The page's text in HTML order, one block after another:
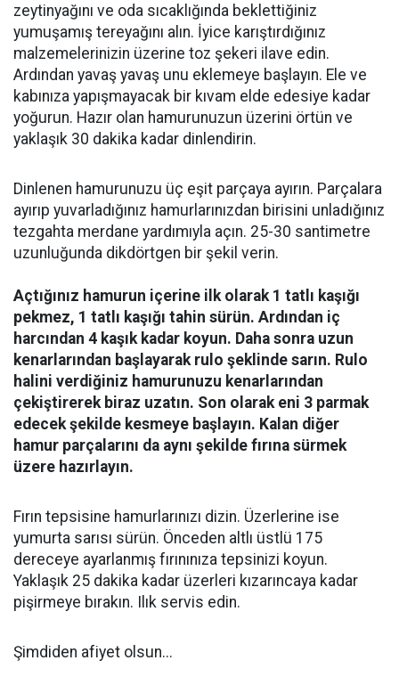
zeytinyağını ve oda sıcaklığında beklettiğiniz
yumuşamış tereyağını alın. İyice karıştırdığınız
malzemelerinizin üzerine toz şekeri ilave edin.
Ardından yavaş yavaş unu eklemeye başlayın. Ele ve
kabınıza yapışmayacak bir kıvam elde edesiye kadar
yoğurun. Hazır olan hamurunuzun üzerini örtün ve
yaklaşık 30 dakika kadar dinlendirin.
Dinlenen hamurunuzu üç eşit parçaya ayırın. Parçalara
ayırıp yuvarladığınız hamurlarınızdan birisini unladığınız
tezgahta merdane yardımıyla açın. 25-30 santimetre
uzunluğunda dikdörtgen bir şekil verin.
Açtığınız hamurun içerine ilk olarak 1 tatlı kaşığı
pekmez, 1 tatlı kaşığı tahin sürün. Ardından iç
harcından 4 kaşık kadar koyun. Daha sonra uzun
kenarlarından başlayarak rulo şeklinde sarın. Rulo
halini verdiğiniz hamurunuzu kenarlarından
çekiştirerek biraz uzatın. Son olarak eni 3 parmak
edecek şekilde kesmeye başlayın. Kalan diğer
hamur parçalarını da aynı şekilde fırına sürmek
üzere hazırlayın.
Fırın tepsisine hamurlarınızı dizin. Üzerlerine ise
yumurta sarısı sürün. Önceden altlı üstlü 175
dereceye ayarlanmış fırınınıza tepsinizi koyun.
Yaklaşık 25 dakika kadar üzerleri kızarıncaya kadar
pişirmeye bırakın. Ilık servis edin.
Şimdiden afiyet olsun...